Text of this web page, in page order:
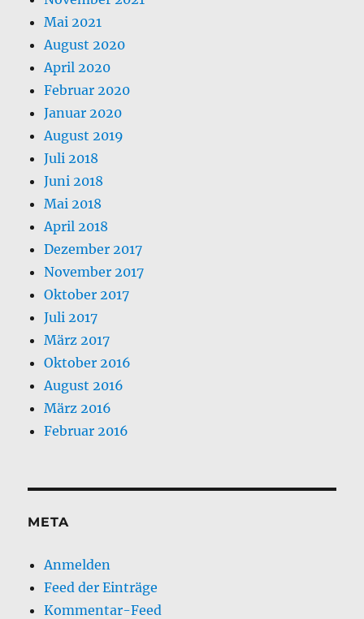
Mai 2021
August 2020
April 2020
Februar 2020
Januar 2020
August 2019
Juli 2018
Juni 2018
Mai 2018
April 2018
Dezember 2017
November 2017
Oktober 2017
Juli 2017
März 2017
Oktober 2016
August 2016
März 2016
Februar 2016
META
Anmelden
Feed der Einträge
Kommentar-Feed